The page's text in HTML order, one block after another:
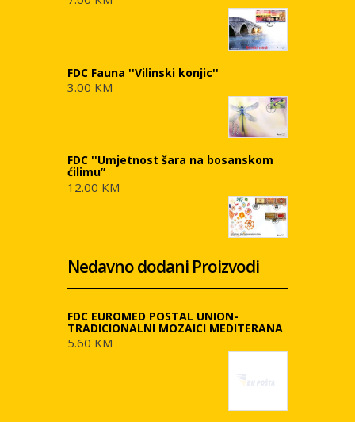
FDC Fauna ''Vilinski konjic''
3.00 KM
FDC ''Umjetnost šara na bosanskom
ćilimu”
12.00 KM
Nedavno dodani Proizvodi
FDC EUROMED POSTAL UNION-
TRADICIONALNI MOZAICI MEDITERANA
5.60 KM